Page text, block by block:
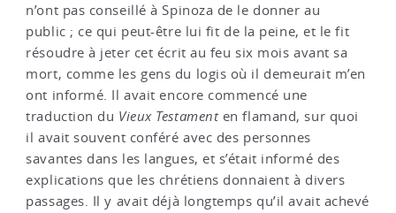
n’ont pas conseillé à Spinoza de le donner au
public ; ce qui peut-être lui fit de la peine, et le fit
résoudre à jeter cet écrit au feu six mois avant sa
mort, comme les gens du logis où il demeurait m’en
ont informé. Il avait encore commencé une
traduction du Vieux Testament en flamand, sur quoi
il avait souvent conféré avec des personnes
savantes dans les langues, et s’était informé des
explications que les chrétiens donnaient à divers
passages. Il y avait déjà longtemps qu’il avait achevé